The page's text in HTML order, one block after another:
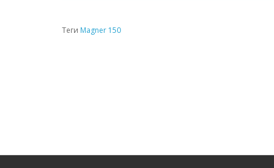
Теги Magner 150